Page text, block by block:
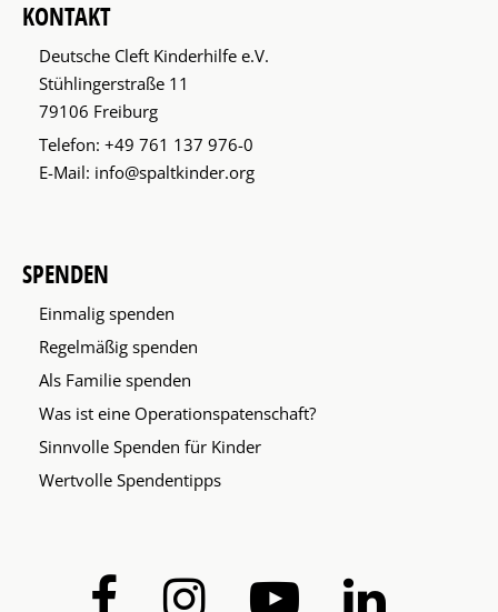
KONTAKT
Deutsche Cleft Kinderhilfe e.V.
Stühlingerstraße 11
79106 Freiburg
Telefon: +49 761 137 976-0
E-Mail: info@spaltkinder.org
SPENDEN
Einmalig spenden
Regelmäßig spenden
Als Familie spenden
Was ist eine Operationspatenschaft?
Sinnvolle Spenden für Kinder
Wertvolle Spendentipps